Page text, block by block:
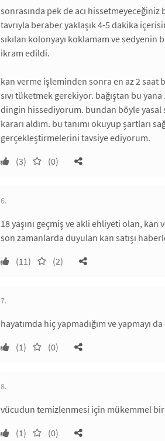
sonrasında pek de acı
tavrıyla beraber yaklaşık 4-5 dakika
sıkılan kolonyayı koklamam ve
ikram edildi.
kan verme işleminden sonra en az 2
sıvı tüketmek gerekiyor. bağıştan bu
dingin hissediyorum. bundan böyle yasal
kararı aldım. bu tanımı okuyup şartları
gerçekleştirmelerini tavsiye ediyorum.
(3)
(0)
6.
18 yaşını geçmiş ve akli ehliyeti olan,
son zamanlarda duyulan kan satışı
(11)
(2)
7.
hayatımda hiç yapmadığım ve yapmayı
(1)
(0)
8.
vücudun temizlenmesi için mükemmel
(1)
(0)